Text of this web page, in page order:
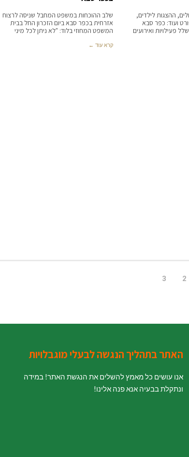
ההצגות לילדים,
ועוד: כפר סבא
פעילויות ואירועים
שלב ההוכחות במשפט המחבל שניסה לרצוח
אזרחית בכפר סבא ביום הזכרון החל בבית
המשפט המחוזי בלוד: "לא ניתן לכל מיני
קרא עוד ←
2
3
האתר בתהליך הנגשה לבעלי מוגבלויות
אנו עושים כל מאמץ להשלים את הנגשת האתר! במידה
ונתקלת בבעיה אנא פנה אלינו!